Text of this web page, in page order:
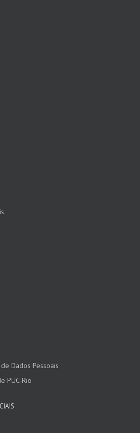
Dados Pessoais
PUC-Rio